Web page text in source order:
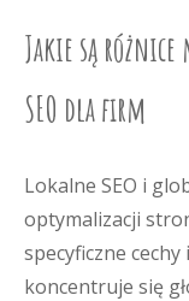
Jakie są
SEO dla firm
Lokalne SEO i
optymalizacji
specyficzne
koncentruje się